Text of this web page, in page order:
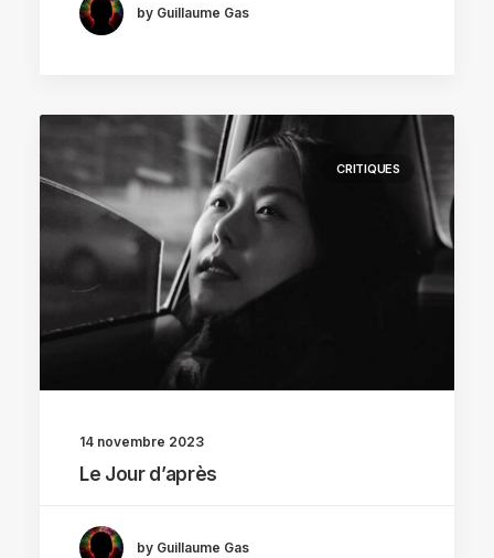
by Guillaume Gas
CRITIQUES
14 novembre 2023
Le Jour d’après
by Guillaume Gas